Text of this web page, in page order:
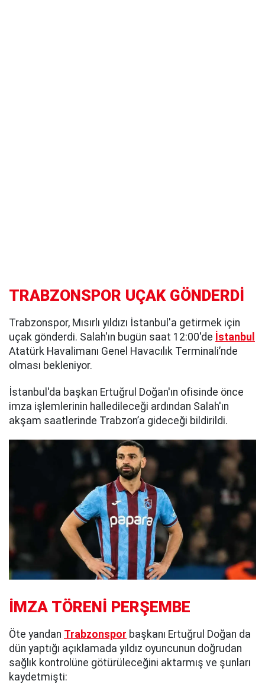
TRABZONSPOR UÇAK GÖNDERDİ
Trabzonspor, Mısırlı yıldızı İstanbul'a getirmek için
uçak gönderdi. Salah'ın bugün saat 12:00'de İstanbul
Atatürk Havalimanı Genel Havacılık Terminali’nde
olması bekleniyor.
İstanbul'da başkan Ertuğrul Doğan'ın ofisinde önce
imza işlemlerinin halledileceği ardından Salah'ın
akşam saatlerinde Trabzon’a gideceği bildirildi.
İMZA TÖRENİ PERŞEMBE
Öte yandan Trabzonspor başkanı Ertuğrul Doğan da
dün yaptığı açıklamada yıldız oyuncunun doğrudan
sağlık kontrolüne götürüleceğini aktarmış ve şunları
kaydetmişti: